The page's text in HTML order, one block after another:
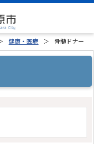
健康・医療 骨髄ドナー